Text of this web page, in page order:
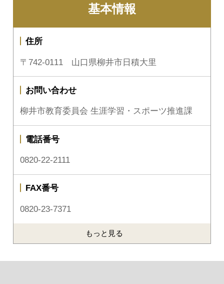
基本情報
住所
〒742-0111 山口県柳井市日積大里
お問い合わせ
柳井市教育委員会 生涯学習・スポーツ推進課
電話番号
0820-22-2111
FAX番号
0820-23-7371
もっと見る